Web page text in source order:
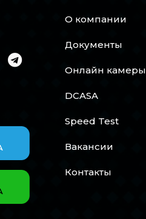
О компании
Документы
Онлайн камеры
DCASA
Speed Test
Вакансии
Контакты